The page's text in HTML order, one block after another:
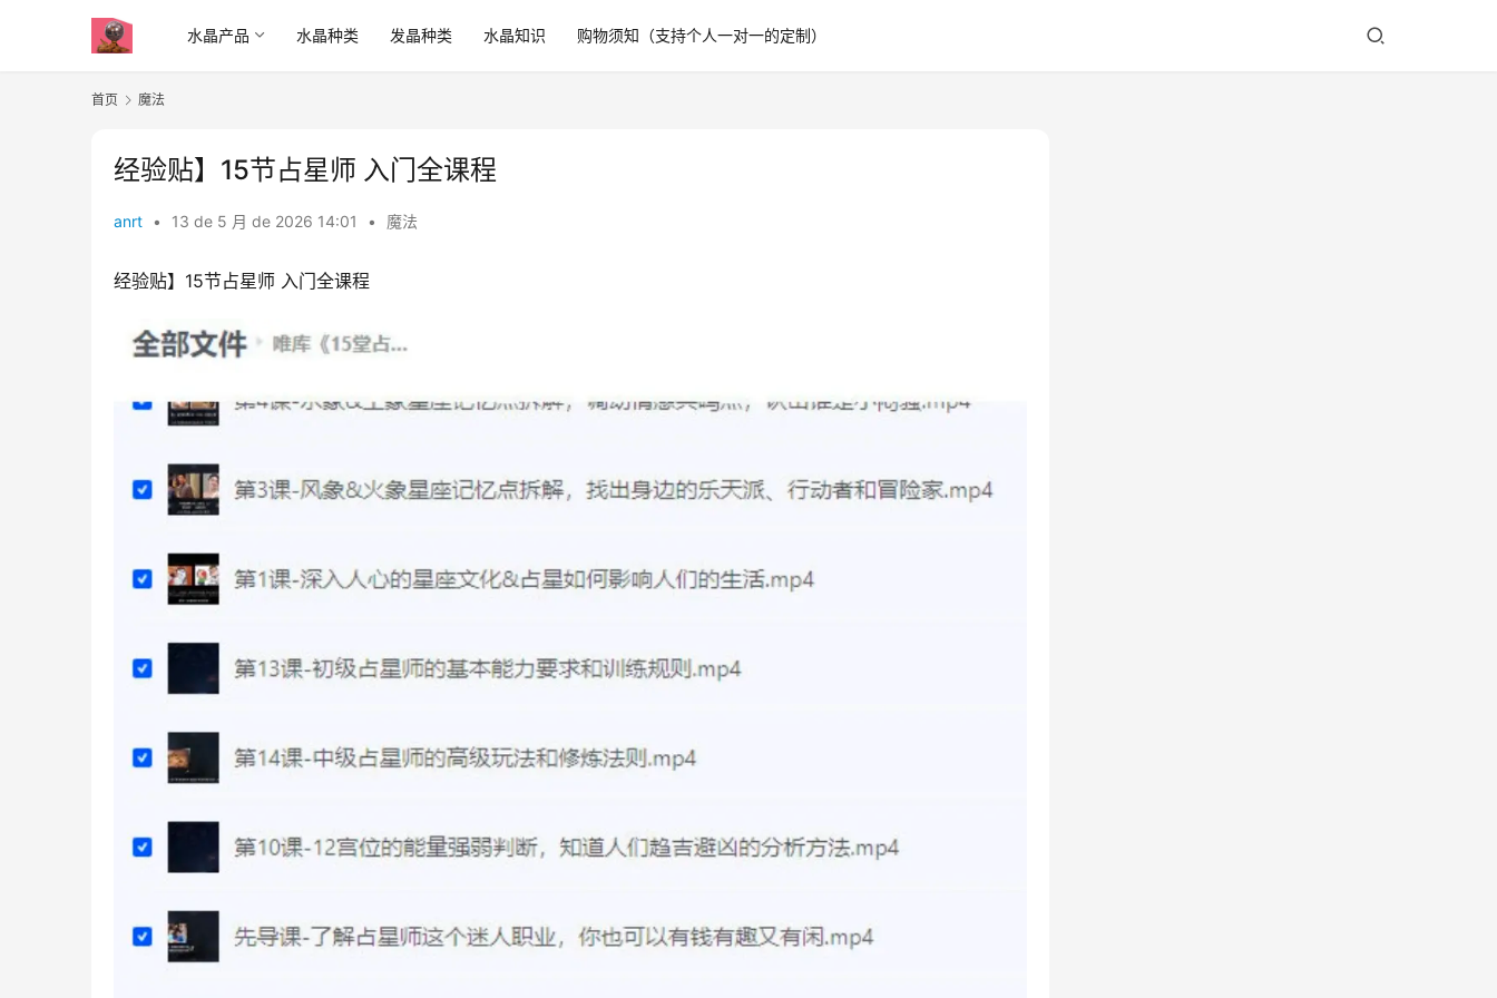
水晶产品 水晶种类 发晶种类 水晶知识 购物须知（支持个人一对一的定制）
首页 魔法
经验贴】15节占星师 入门全课程
anrt • 13 de 5 月 de 2026 14:01 • 魔法
经验贴】15节占星师 入门全课程